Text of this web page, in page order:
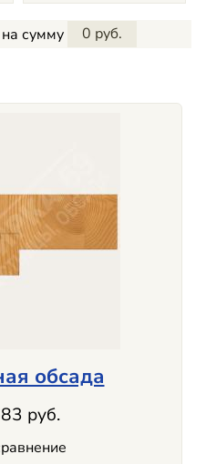
на сумму 0 руб.
обсада
руб.